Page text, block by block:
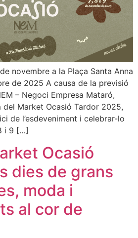
novembre a la Plaça Santa Anna
de 2025 A causa de la previsió
– Negoci Empresa Mataró,
Market Ocasió Tardor 2025,
de l’esdeveniment i celebrar-lo
i 9 […]
Ocasió
dies de grans
moda i
al cor de